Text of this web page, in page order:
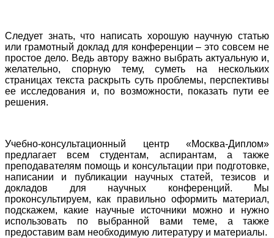
Следует знать, что написать хорошую научную статью
или грамотный доклад для конференции – это совсем не
простое дело. Ведь автору важно выбрать актуальную и,
желательно, спорную тему, суметь на нескольких
страницах текста раскрыть суть проблемы, перспективы
ее исследования и, по возможности, показать пути ее
решения.
Учебно-консультационный центр «Москва-Диплом»
предлагает всем студентам, аспирантам, а также
преподавателям помощь и консультации при подготовке,
написании и публикации научных статей, тезисов и
докладов для научных конференций. Мы
проконсультируем, как правильно оформить материал,
подскажем, какие научные источники можно и нужно
использовать по выбранной вами теме, а также
предоставим вам необходимую литературу и материалы.